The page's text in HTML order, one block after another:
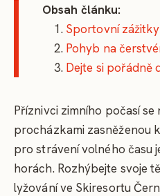
Obsah článku:
Sportovní
Pohyb na
Dejte si pořádně
Příznivci zimního počasí se
procházkami zasněženou
pro strávení volného času
horách. Rozhýbejte svoje
lyžování ve Skiresortu